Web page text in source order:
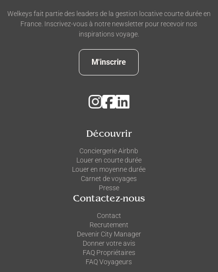
Welkeys fait partie des leaders de la gestion locative courte durée en
France. Inscrivez-vous à notre newsletter pour recevoir nos
inspirations voyage.
M'inscrire
Découvrir
Conciergerie Airbnb
Louer en courte durée
Louer en moyenne durée
Carnet de voyages
Presse
Contactez-nous
Contact
Recrutement
Devenir City Manager
Donner votre avis
FAQ Propriétaires
FAQ Voyageurs